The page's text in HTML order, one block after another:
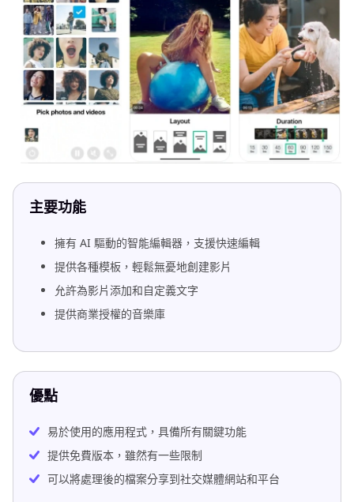
主要功能
擁有 AI 驅動的智能編輯器，支援快速編輯
提供各種模板，輕鬆無憂地創建影片
允許為影片添加和自定義文字
提供商業授權的音樂庫
優點
易於使用的應用程式，具備所有關鍵功能
提供免費版本，雖然有一些限制
可以將處理後的檔案分享到社交媒體網站和平台